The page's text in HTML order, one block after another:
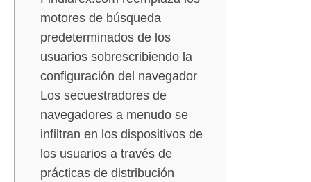
motores de búsqueda
predeterminados de los
usuarios sobrescribiendo la
configuración del navegador
Los secuestradores de
navegadores a menudo se
infiltran en los dispositivos de
los usuarios a través de
prácticas de distribución